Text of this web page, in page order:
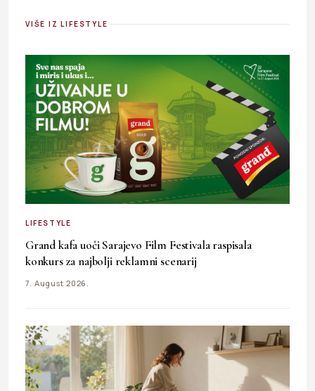
VIŠE IZ LIFESTYLE
LIFESTYLE
Grand kafa uoči Sarajevo Film Festivala raspisala
konkurs za najbolji reklamni scenarij
7. August 2026.